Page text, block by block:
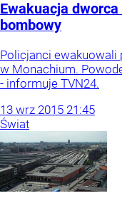
Ewakuacja
bombowy
Policjanci ewakuowali
w Monachium.
- informuje TVN24.
13 wrz 2015 21:45
Świat